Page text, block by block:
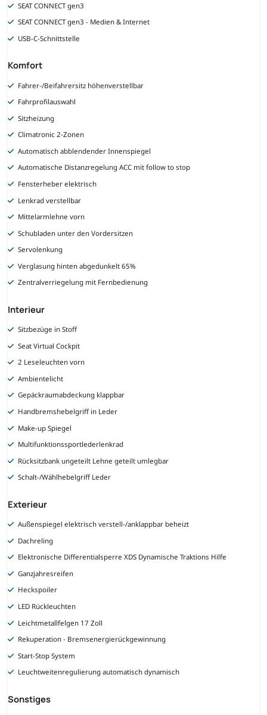
SEAT CONNECT gen3
SEAT CONNECT gen3 - Medien & Internet
USB-C-Schnittstelle
Komfort
Fahrer-/Beifahrersitz höhenverstellbar
Fahrprofilauswahl
Sitzheizung
Climatronic 2-Zonen
Automatisch abblendender Innenspiegel
Automatische Distanzregelung ACC mit follow to stop
Fensterheber elektrisch
Lenkrad verstellbar
Mittelarmlehne vorn
Schubladen unter den Vordersitzen
Servolenkung
Verglasung hinten abgedunkelt 65%
Zentralverriegelung mit Fernbedienung
Interieur
Sitzbezüge in Stoff
Seat Virtual Cockpit
2 Leseleuchten vorn
Ambientelicht
Gepäckraumabdeckung klappbar
Handbremshebelgriff in Leder
Make-up Spiegel
Multifunktionssportlederlenkrad
Rücksitzbank ungeteilt Lehne geteilt umlegbar
Schalt-/Wählhebelgriff Leder
Exterieur
Außenspiegel elektrisch verstell-/anklappbar beheizt
Dachreling
Elektronische Differentialsperre XDS Dynamische Traktions Hilfe
Ganzjahresreifen
Heckspoiler
LED Rückleuchten
Leichtmetallfelgen 17 Zoll
Rekuperation - Bremsenergierückgewinnung
Start-Stop System
Leuchtweitenregulierung automatisch dynamisch
Sonstiges